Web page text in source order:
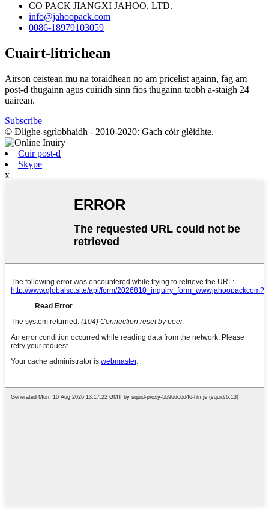
CO PACK JIANGXI JAHOO, LTD.
info@jahoopack.com
0086-18979103059
Cuairt-litrichean
Airson ceistean mu na toraidhean no am pricelist againn, fàg am
post-d thugainn agus cuiridh sinn fios thugainn taobh a-staigh 24
uairean.
Subscribe
© Dlighe-sgrìobhaidh - 2010-2020: Gach còir glèidhte.
Cuir post-d
Skype
x